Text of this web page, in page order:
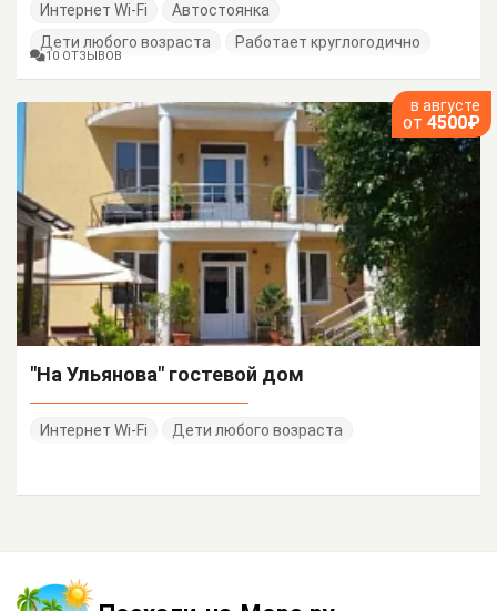
Интернет Wi-Fi
Автостоянка
Дети любого возраста
Работает круглогодично
10 ОТЗЫВОВ
в августе
от 4500₽
"На Ульянова" гостевой дом
Интернет Wi-Fi Дети любого возраста